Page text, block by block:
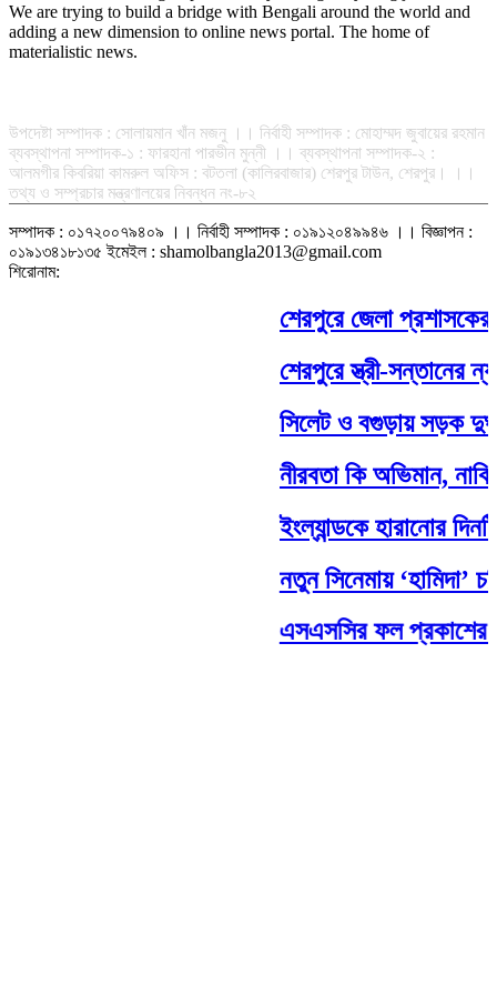
We are trying to build a bridge with Bengali around the world and
adding a new dimension to online news portal. The home of
materialistic news.
উপদেষ্টা সম্পাদক : সোলায়মান খাঁন মজনু ।। নির্বাহী সম্পাদক : মোহাম্মদ জুবায়ের রহমান
ব্যবস্থাপনা সম্পাদক-১ : ফারহানা পারভীন মুন্নী ।। ব্যবস্থাপনা সম্পাদক-২ :
আলমগীর কিবরিয়া কামরুল অফিস : বটতলা (কালিরবাজার) শেরপুর টাউন, শেরপুর। ।।
তথ্য ও সম্প্রচার মন্ত্রণালয়ের নিবন্ধন নং-৮২
সম্পাদক : ০১৭২০০৭৯৪০৯ ।। নির্বাহী সম্পাদক : ০১৯১২০৪৯৯৪৬ ।। বিজ্ঞাপন :
০১৯১৩৪১৮১৩৫ ইমেইল : shamolbangla2013@gmail.com
শিরোনাম:
শেরপুরে জেলা প্রশাসকের
শেরপুরে স্ত্রী-সন্তানের
সিলেট ও বগুড়ায় সড়ক
নীরবতা কি অভিমান, নাকি
ইংল্যান্ডকে হারানোর
নতুন সিনেমায় ‘হামিদা’
এসএসসির ফল প্রকাশের